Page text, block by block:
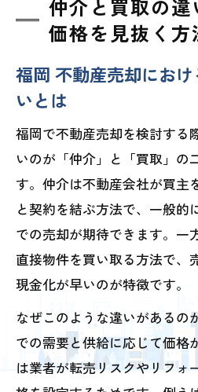
仲介と買取の
価格を見抜く方
福岡 不動産売却にお
いとは
福岡で不動産売却を検討する
いのが「仲介」と「買取」の
す。仲介は不動産会社が買主
と契約を結ぶ方法で、一般的
での売却が期待できます。一
直接物件を買い取る方法で、
現金化が早いのが特徴です。
なぜこのような違いがあるの
での需要と供給に応じて価格
は業者が転売リスクやリフォ